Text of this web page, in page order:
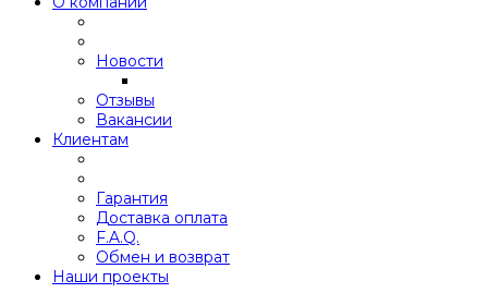
Новости
Отзывы
Вакансии
Клиентам
Гарантия
Доставка оплата
F.A.Q.
Обмен и возврат
Наши проекты